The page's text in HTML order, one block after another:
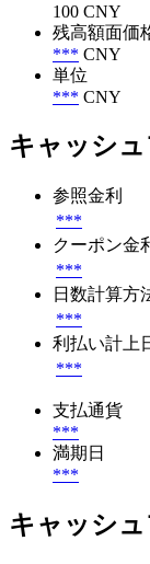
100 CNY
残高額面価
*** CNY
単位
*** CNY
キャッシ
参照金利
***
クーポン金
***
日数計算方
***
利払い計上
***
支払通貨
***
満期日
***
キャッシ